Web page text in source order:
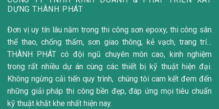
DỰNG THÀNH PHÁT
Đơn vị uy tín lâu năm trong thi công sơn epoxy, thi công sân
thể thao, chống thấm, sơn giao thông, kẻ vạch, trang trí…
THÀNH PHÁT có đội ngũ chuyên môn cao, kinh nghiệm
trong rất nhiều dự án cùng các thiết bị kỹ thuật hiện đại.
Không ngừng cải tiến quy trình, chúng tôi cam kết đem đến
những giải pháp thi công bền đẹp, đáp ứng mọi tiêu chuẩn
kỹ thuật khắt khe nhất hiện nay.